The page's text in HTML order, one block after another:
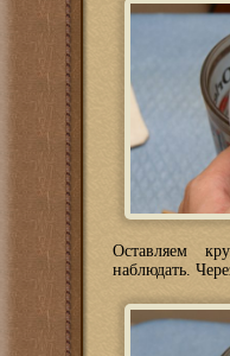
Оставляем
наблюдать.